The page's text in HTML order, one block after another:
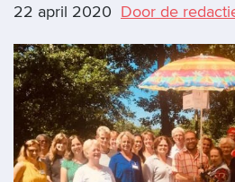
22 april 2020 Door de